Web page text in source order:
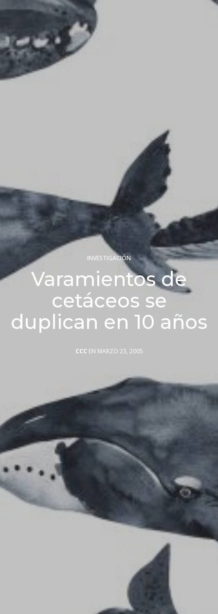
INVESTIGACIÓN
Varamientos de
cetáceos se
duplican en 10 años
CCC EN MARZO 23, 2005